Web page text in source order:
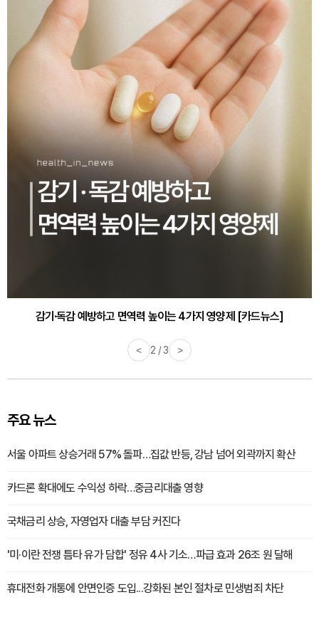
감기·독감 예방하고 면역력 높이는 4가지 영양제 [카드뉴스]
< 3 / 3 >
주요 뉴스
서울 아파트 상승거래 57% 돌파…집값 반등, 강남 넘어 외곽까지 확산
카드론 확대에도 수익성 하락…중금리대출 영향
국채금리 상승, 자영업자 대출 부담 커진다
'미·이란 전쟁 틈타 유가 담합' 정유 4사 기소…파급 효과 26조 원 달해
휴대전화 개통에 안면인증 도입...강화된 본인 절차로 민생범죄 차단